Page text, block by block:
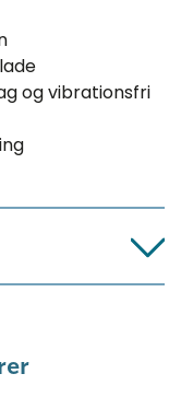
og vibrationsfri